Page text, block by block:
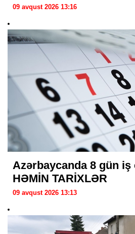
09 avqust 2026 13:16
Azərbaycanda 8 gün iş
HƏMİN TARİXLƏR
09 avqust 2026 13:13